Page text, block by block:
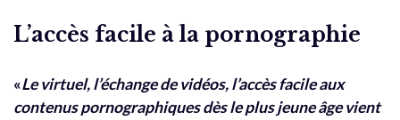
L’accès facile à la pornographie
«Le virtuel, l’échange de vidéos, l’accès facile aux
contenus pornographiques dès le plus jeune âge vient